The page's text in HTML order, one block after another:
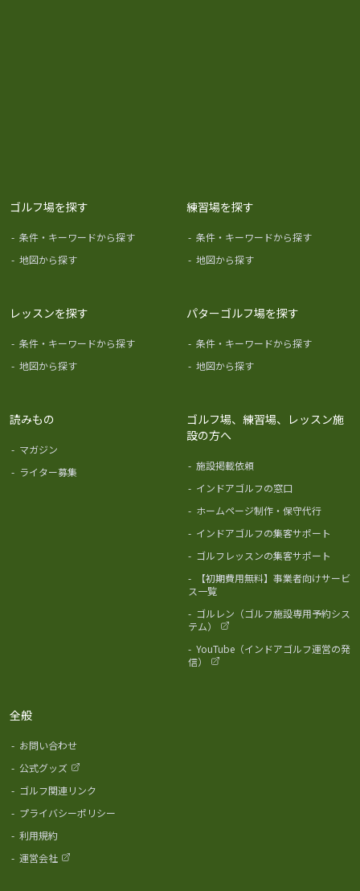
ゴルフ場を探す
- 条件・キーワードから探す
- 地図から探す
練習場を探す
- 条件・キーワードから探す
- 地図から探す
レッスンを探す
- 条件・キーワードから探す
- 地図から探す
パターゴルフ場を探す
- 条件・キーワードから探す
- 地図から探す
読みもの
- マガジン
- ライター募集
ゴルフ場、練習場、レッスン施
設の方へ
- 施設掲載依頼
- インドアゴルフの窓口
- ホームページ制作・保守代行
- インドアゴルフの集客サポート
- ゴルフレッスンの集客サポート
-
【初期費用無料】事業者向けサービ
ス一覧
- ゴルレン（ゴルフ施設専用予約シス
テム）
- YouTube（インドアゴルフ運営の発
信）
全般
- お問い合わせ
- 公式グッズ
- ゴルフ関連リンク
- プライバシーポリシー
- 利用規約
- 運営会社